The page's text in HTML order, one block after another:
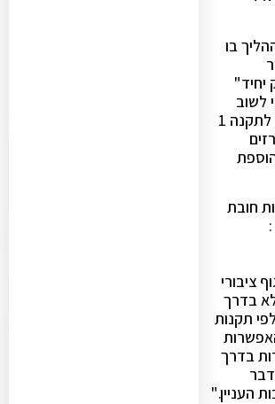
בו
לשוב
ולהזכיר את העדכון לתקנה 1
חובת
בדרך
תקנות
בדרך
העניין."